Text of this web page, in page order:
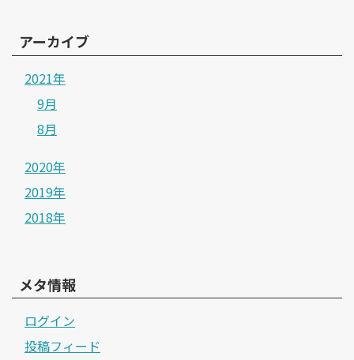
アーカイブ
2021年
9月
8月
2020年
2019年
2018年
メタ情報
ログイン
投稿フィード